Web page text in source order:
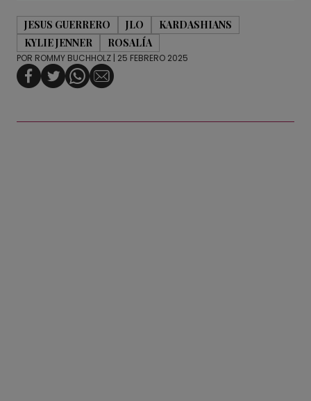
JESUS GUERRERO JLO
KARDASHIANS
KYLIE JENNER
ROSALÍA
POR ROMMY BUCHHOLZ | 25 FEBRERO 2025